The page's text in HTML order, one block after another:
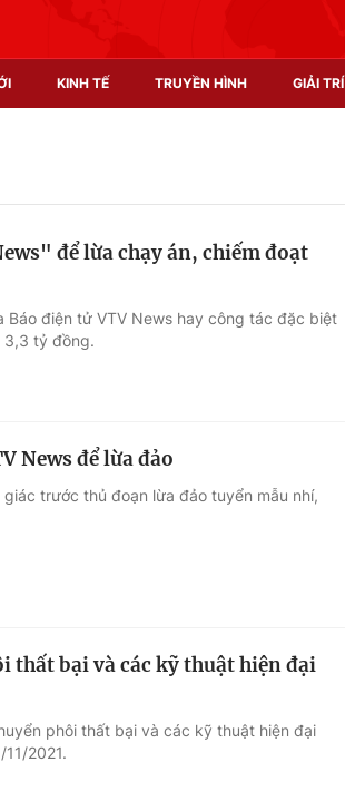
KINH TẾ TRUYỀN HÌNH GIẢI TRÍ
Hậu trường
sống
Tuyển sinh
để lừa chạy án, chiếm đoạt
Báo điện tử VTV News hay công tác đặc biệt
3,3 tỷ đồng.
News để lừa đảo
trước thủ đoạn lừa đảo tuyển mẫu nhí,
thất bại và các kỹ thuật hiện đại
phôi thất bại và các kỹ thuật hiện đại
2021.